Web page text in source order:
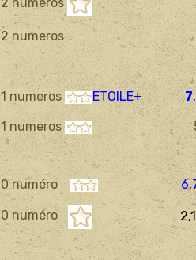
2 numeros
2 numeros
1 numeros ETOILE+7
1 numeros
0 numéro
0 numéro 2